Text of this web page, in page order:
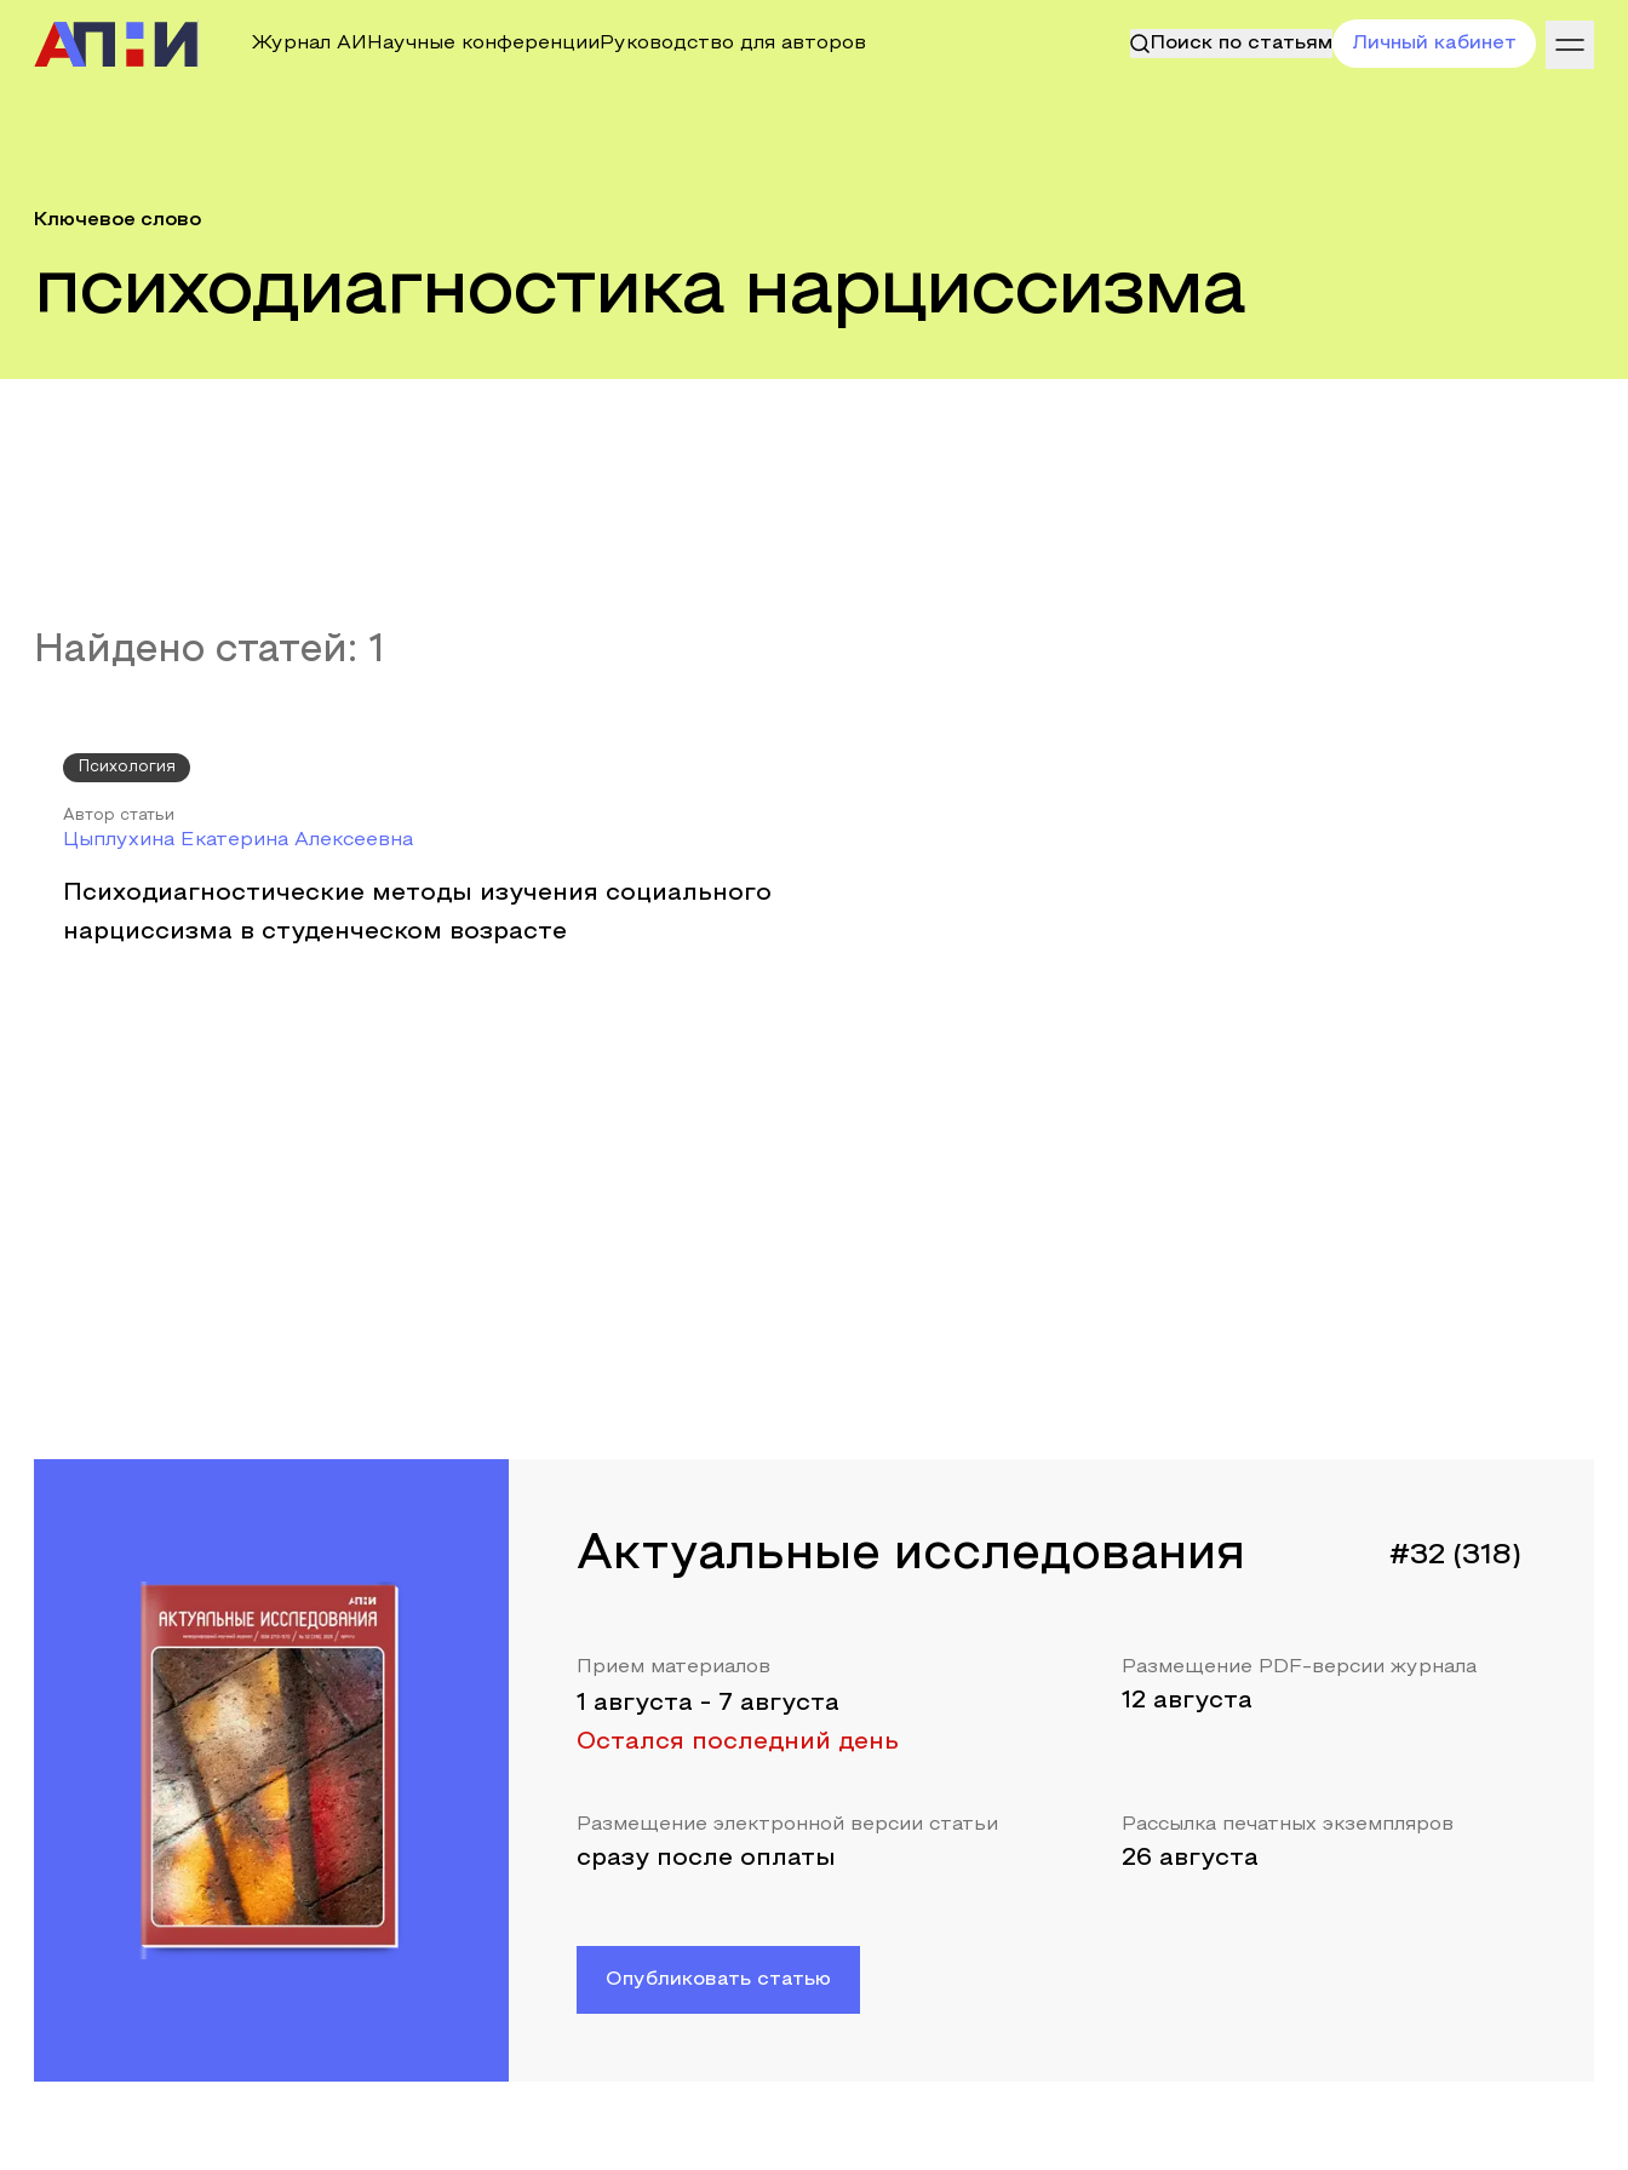
Журнал АИ Научные конференции Руководство для авторов Поиск по статьям Личный кабинет
Ключевое слово
психодиагностика нарциссизма
Найдено статей: 1
Психология
Автор статьи
Цыплухина Екатерина Алексеевна
Психодиагностические методы изучения социального
нарциссизма в студенческом возрасте
Актуальные исследования #32 (318)
Прием материалов
1 августа - 7 августа
Остался последний день
Размещение PDF-версии журнала
12 августа
Размещение электронной версии статьи
сразу после оплаты
Рассылка печатных экземпляров
26 августа
Опубликовать статью